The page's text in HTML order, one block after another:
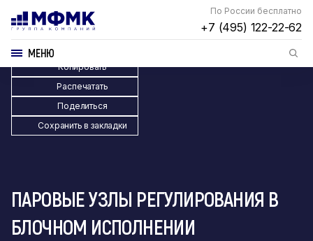
По России бесплатно
+7 (495) 122-22-62
МЕНЮ
Копировать
Распечатать
Поделиться
Сохранить в закладки
ПАРОВЫЕ УЗЛЫ РЕГУЛИРОВАНИЯ В
БЛОЧНОМ ИСПОЛНЕНИИ